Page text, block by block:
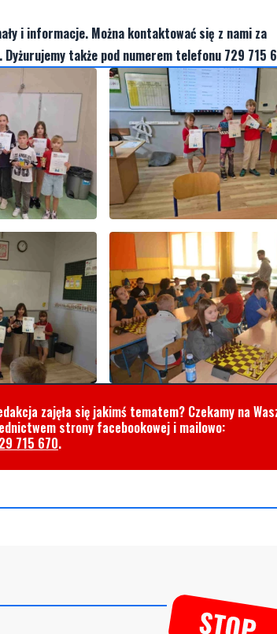
i informacje. Można kontaktować się z nami za
. Dyżurujemy także pod numerem telefonu 729 715
zajęła się jakimś tematem? Czekamy na
strony facebookowej i mailowo:
715 670.